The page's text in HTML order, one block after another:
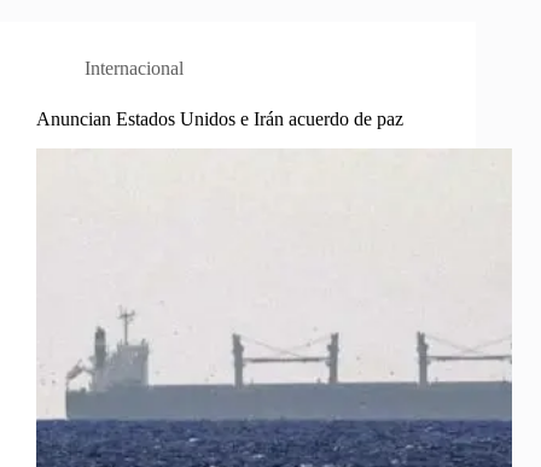
Internacional
Anuncian Estados Unidos e Irán acuerdo de paz